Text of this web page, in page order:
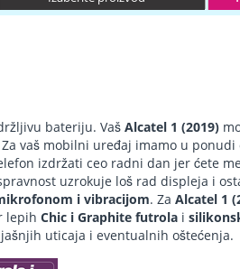
bateriju. Vaš Alcatel 1 (2019)
Za vaš mobilni uređaj imamo u ponudi
izdržati ceo radni dan jer ćete
uzrokuje loš rad displeja i
i vibracijom. Za Alcatel 1
lepih Chic i Graphite futrola i
uticaja i eventualnih oštećenja.